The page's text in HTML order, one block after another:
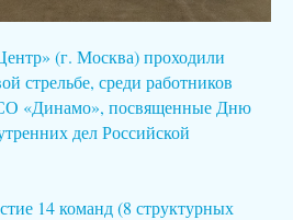
(г. Москва) проходили
стрельбе, среди работников
«Динамо», посвященные Дню
дел Российской
14 команд (8 структурных